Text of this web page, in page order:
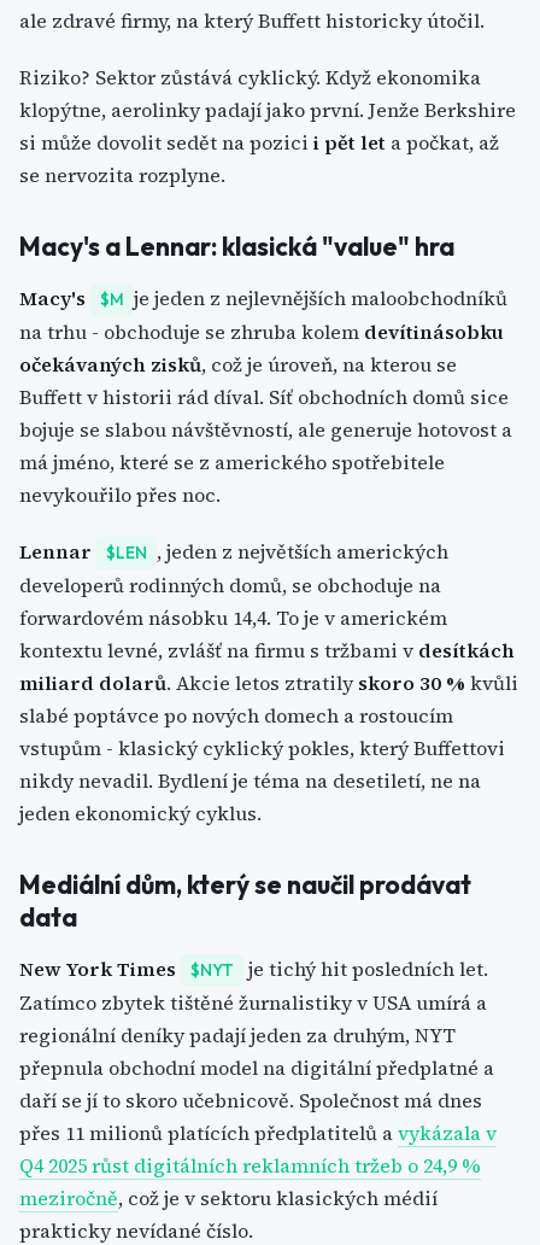
ale zdravé firmy, na který Buffett historicky útočil.
Riziko? Sektor zůstává cyklický. Když ekonomika
klopýtne, aerolinky padají jako první. Jenže Berkshire
si může dovolit sedět na pozici i pět let a počkat, až
se nervozita rozplyne.
Macy's a Lennar: klasická "value" hra
Macy's $M je jeden z nejlevnějších maloobchodníků
na trhu - obchoduje se zhruba kolem devítinásobku
očekávaných zisků, což je úroveň, na kterou se
Buffett v historii rád díval. Síť obchodních domů sice
bojuje se slabou návštěvností, ale generuje hotovost a
má jméno, které se z amerického spotřebitele
nevykouřilo přes noc.
Lennar $LEN , jeden z největších amerických
developerů rodinných domů, se obchoduje na
forwardovém násobku 14,4. To je v americkém
kontextu levné, zvlášť na firmu s tržbami v desítkách
miliard dolarů. Akcie letos ztratilyskoro 30 % kvůli
slabé poptávce po nových domech a rostoucím
vstupům - klasický cyklický pokles, který Buffettovi
nikdy nevadil. Bydlení je téma na desetiletí, ne na
jeden ekonomický cyklus.
Mediální dům, který se naučil prodávat
data
New York Times $NYT
je tichý hit posledních let.
Zatímco zbytek tištěné žurnalistiky v USA umírá a
regionální deníky padají jeden za druhým, NYT
přepnula obchodní model na digitální předplatné a
daří se jí to skoro učebnicově. Společnost má dnes
přes 11 milionů platících předplatitelů avykázala v
Q4 2025 růst digitálních reklamních tržeb o 24,9 %
meziročně, což je v sektoru klasických médií
prakticky nevídané číslo.